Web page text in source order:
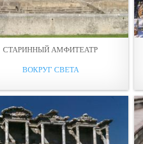
СТАРИННЫЙ АМФИТЕАТР
ВОКРУГ СВЕТА